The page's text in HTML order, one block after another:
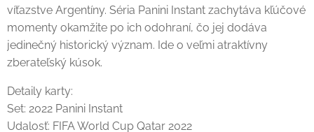
víťazstve Argentíny. Séria Panini Instant zachytáva kľúčové
momenty okamžite po ich odohraní, čo jej dodáva
jedinečný historický význam. Ide o veľmi atraktívny
zberateľský kúsok.
Detaily karty:
Set: 2022 Panini Instant
Udalosť: FIFA World Cup Qatar 2022